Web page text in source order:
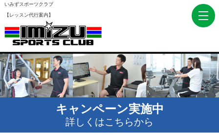
いみずスポーツクラブ
【レッスン代行案内】
キャンペーン実施中
詳しくはこちらから